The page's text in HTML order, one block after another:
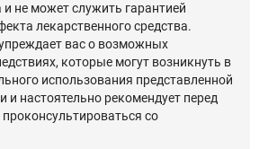
и не может служить гарантией
лекарственного средства.
вас о возможных
которые могут возникнуть в
использования представленной
и настоятельно рекомендует перед
со